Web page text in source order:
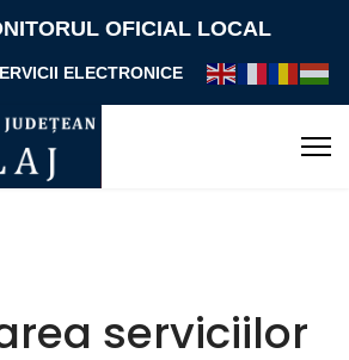
OFICIAL LOCAL
ELECTRONICE
serviciilor